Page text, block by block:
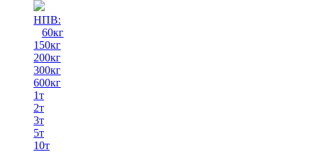
НПВ:
60кг
150кг
200кг
300кг
600кг
1т
2т
3т
5т
10т